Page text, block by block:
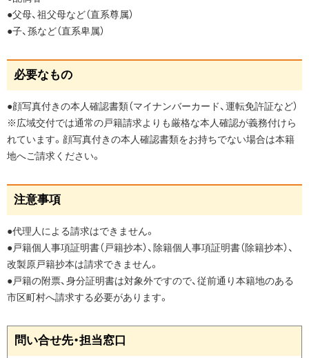
ト
ッ
へ
戻
る
●父母、祖父母など（直系尊属）
●子、孫など（直系卑属）
ー
ジ
の
ト
ッ
へ
戻
る
必要なもの
●顔写真付きの本人確認書類（マイナンバーカード、運転免許証など）
※広域交付では通常の戸籍請求よりも厳格な本人確認が義務付けら
れています。顔写真付きの本人確認書類をお持ちでない場合は本籍
地へご請求ください。
ペ
ー
ジ
の
ト
ッ
プ
戻
注意事項
●代理人による請求はできません。
●戸籍個人事項証明書（戸籍抄本）、除籍個人事項証明書（除籍抄本）、
改製原戸籍抄本は請求できません。
●戸籍の附票、身分証明書は対象外ですので、従前通り本籍地のある
市区町村へ請求する必要があります。
ペ
ー
問い合せ先・担当窓口